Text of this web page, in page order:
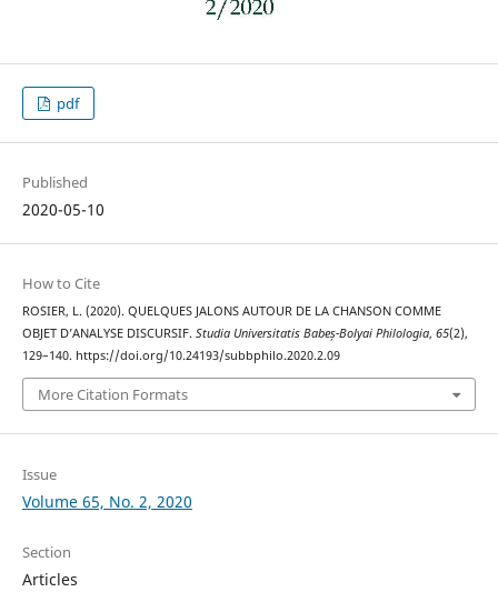
pdf
Published
2020-05-10
How to Cite
ROSIER, L. (2020). QUELQUES JALONS AUTOUR DE LA CHANSON COMME
OBJET D’ANALYSE DISCURSIF. Studia Universitatis Babeș-Bolyai Philologia, 65(2),
129–140. https://doi.org/10.24193/subbphilo.2020.2.09
More Citation Formats
Issue
Volume 65, No. 2, 2020
Section
Articles